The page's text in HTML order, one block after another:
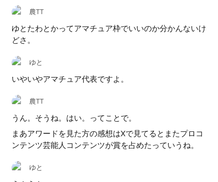
農TT
ゆとたわとかってアマチュア枠でいいのか分かんないけ
どさ。
ゆと
いやいやアマチュア代表ですよ。
農TT
うん。そうね。はい。ってことで。
まあアワードを見た方の感想はXで見てるとまたプロコ
ンテンツ芸能人コンテンツが賞を占めたっていうね。
ゆと